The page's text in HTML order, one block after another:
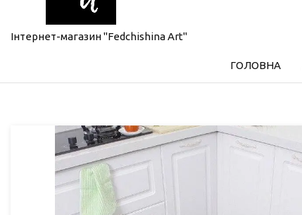
Інтернет-магазин "Fedchishina Art"
ГОЛОВНА